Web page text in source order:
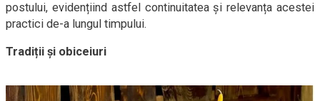
postului, evidențiind astfel continuitatea și relevanța acestei
practici de-a lungul timpului.
Tradiții și obiceiuri